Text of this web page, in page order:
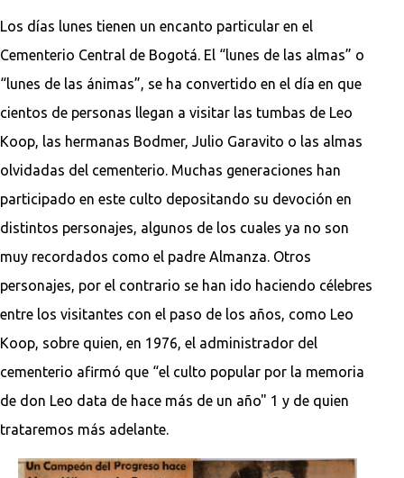
Los días lunes tienen un encanto particular en el
Cementerio Central de Bogotá. El “lunes de las almas” o
“lunes de las ánimas”, se ha convertido en el día en que
cientos de personas llegan a visitar las tumbas de Leo
Koop, las hermanas Bodmer, Julio Garavito o las almas
olvidadas del cementerio. Muchas generaciones han
participado en este culto depositando su devoción en
distintos personajes, algunos de los cuales ya no son
muy recordados como el padre Almanza. Otros
personajes, por el contrario se han ido haciendo célebres
entre los visitantes con el paso de los años, como Leo
Koop, sobre quien, en 1976, el administrador del
cementerio afirmó que “el culto popular por la memoria
de don Leo data de hace más de un año" 1 y de quien
trataremos más adelante.